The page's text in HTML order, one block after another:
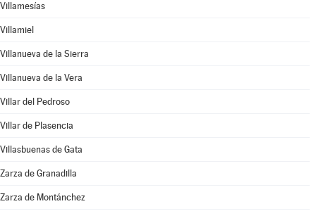
Villamesías
Villamiel
Villanueva de la Sierra
Villanueva de la Vera
Villar del Pedroso
Villar de Plasencia
Villasbuenas de Gata
Zarza de Granadilla
Zarza de Montánchez